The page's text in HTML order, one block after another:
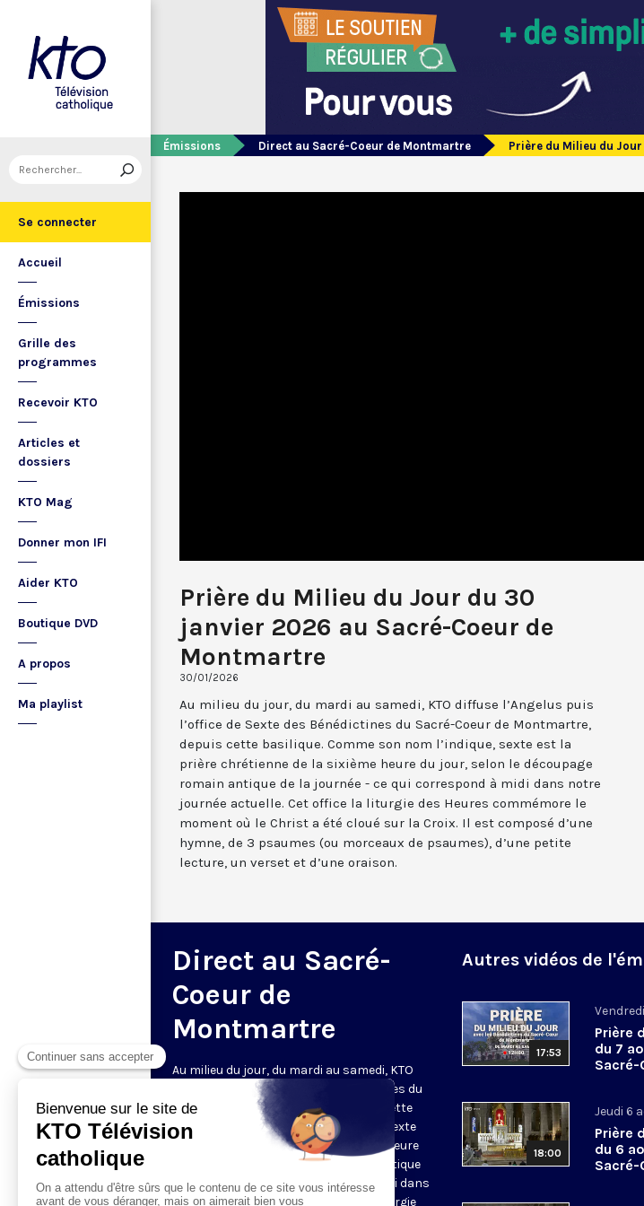
Se connecter
Accueil
Émissions
Grille des
programmes
Recevoir KTO
Articles et
dossiers
KTO Mag
Donner mon IFI
Aider KTO
Boutique DVD
A propos
Ma playlist
Émissions Direct au Sacré-Coeur de Montmartre Prière du Milieu du
Prière du Milieu du Jour du 30
janvier 2026 au Sacré-Coeur de
Montmartre
30/01/2026
Au milieu du jour, du mardi au samedi, KTO diffuse l’Angelus puis
l’office de Sexte des Bénédictines du Sacré-Coeur de Montmartre,
depuis cette basilique. Comme son nom l’indique, sexte est la
prière chrétienne de la sixième heure du jour, selon le découpage
romain antique de la journée - ce qui correspond à midi dans notre
journée actuelle. Cet office la liturgie des Heures commémore le
moment où le Christ a été cloué sur la Croix. Il est composé d’une
hymne, de 3 psaumes (ou morceaux de psaumes), d’une petite
lecture, un verset et d’une oraison.
Direct au Sacré-
Coeur de
Montmartre
Au milieu du jour, du mardi au samedi, KTO
diffuse l’office de Sexte des Bénédictines du
Sacré-Coeur de Montmartre, depuis cette
basilique
. Comme son nom l’indique, sexte
est la prière chrétienne de la sixième heure
du jour, selon le découpage romain antique
de la journée - ce qui correspond à midi dans
notre journée actuelle. Cet office la liturgie
Autres vidéos de
17:53
Prière
du 7
Sacré-
18:00
Jeudi 6
Prière
du 6
Sacré-